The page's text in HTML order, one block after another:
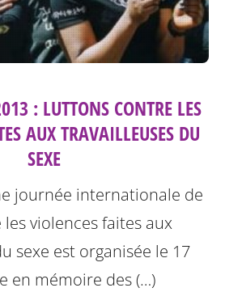
: LUTTONS CONTRE LES
AUX TRAVAILLEUSES DU
SEXE
journée internationale de
violences faites aux
sexe est organisée le 17
en mémoire des (…)